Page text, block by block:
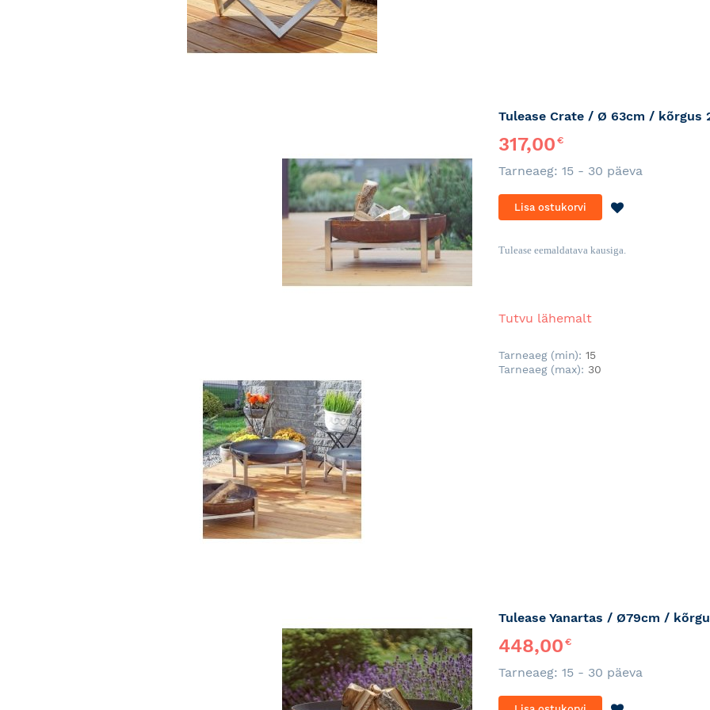
Tulease Crate / Ø 63cm / kõrgus
317,00€
Tarneaeg: 15 - 30 päeva
Lisa ostukorvi
Tulease eemaldatava kausiga.
Tutvu lähemalt
Tarneaeg (min): 15
Tarneaeg (max): 30
Tulease Yanartas / Ø79cm /
448,00€
Tarneaeg: 15 - 30 päeva